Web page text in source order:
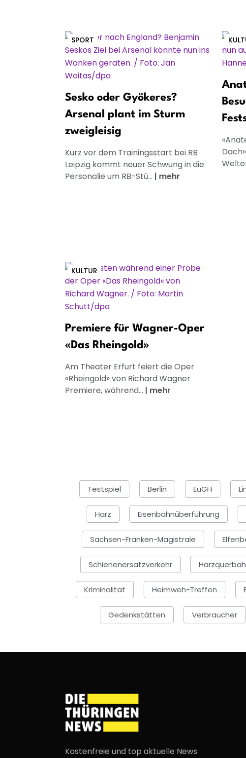
SPORT
Sesko oder Gyökeres?
Arsenal plant im Sturm
zweigleisig
Kurz vor dem Trainingsstart bei RB
Leipzig kommt neuer Schwung in die
Personalie um RB-Stü... | mehr
KULTUR
Premiere für Wagner-Oper
«Das Rheingold»
Am Theater Erfurt feiert die Oper
«Rheingold» von Richard Wagner
Premiere, während... | mehr
Testspiel Berlin EuGH
Harz Eisenbahnüberführung
Sachsen-Franken-Magistrale
Schienenersatzverkehr
Kriminalität Heimweh-Treffen
Gedenkstätten Verbraucher
Kostenfreie und top aktuelle News